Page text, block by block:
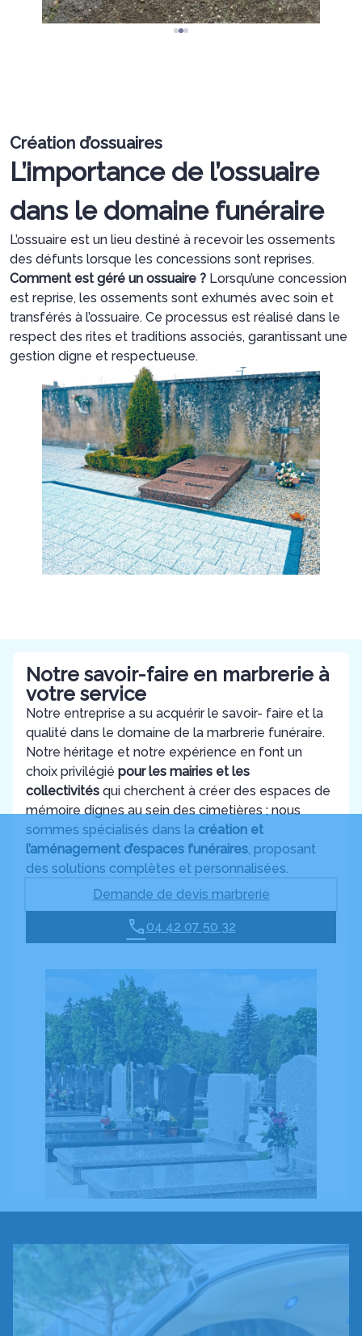
Création d’ossuaires
L’importance de l’ossuaire
dans le domaine funéraire
L’ossuaire est un lieu destiné à recevoir les ossements
des défunts lorsque les concessions sont reprises.
Comment est géré un ossuaire ? Lorsqu’une concession
est reprise, les ossements sont exhumés avec soin et
transférés à l’ossuaire. Ce processus est réalisé dans le
respect des rites et traditions associés, garantissant une
gestion digne et respectueuse.
Notre savoir-faire en marbrerie à
votre service
Notre entreprise a su acquérir le savoir- faire et la
qualité dans le domaine de la marbrerie funéraire.
Notre héritage et notre expérience en font un
choix privilégié pour les mairies et les
collectivités qui cherchent à créer des espaces de
mémoire dignes au sein des cimetières ; nous
sommes spécialisés dans la création et
l’aménagement d’espaces funéraires, proposant
des solutions complètes et personnalisées.
Demande de devis marbrerie
04 42 07 50 32